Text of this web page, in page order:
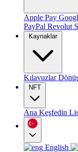
Apple Pay
PayPal Revolut
Kaynaklar
Kılavuzlar
NFT
Ana Keşfedin
English